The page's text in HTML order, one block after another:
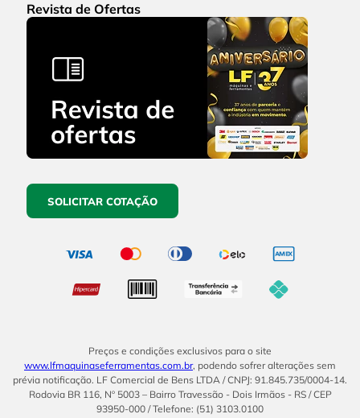
Revista de Ofertas
SOLICITAR COTAÇÃO
Preços e condições exclusivos para o site
www.lfmaquinaseferramentas.com.br, podendo sofrer alterações sem
prévia notificação. LF Comercial de Bens LTDA / CNPJ: 91.845.735/0004-14.
Rodovia BR 116, Nº 5003 – Bairro Travessão - Dois Irmãos - RS / CEP
93950-000 / Telefone: (51) 3103.0100